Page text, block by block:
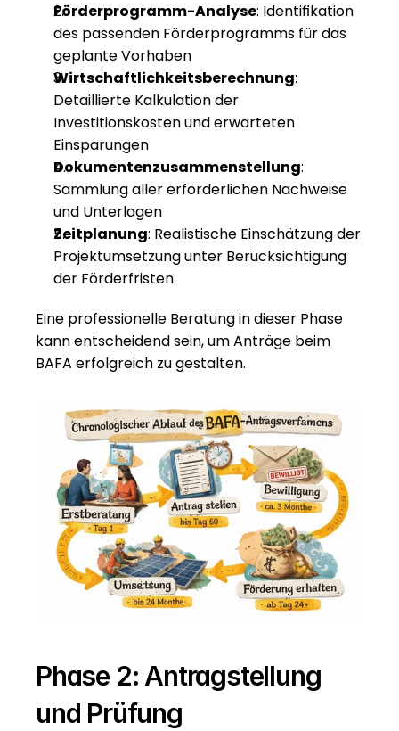
Förderprogramm-Analyse: Identifikation
des passenden Förderprogramms für das
geplante Vorhaben
Wirtschaftlichkeitsberechnung:
Detaillierte Kalkulation der
Investitionskosten und erwarteten
Einsparungen
Dokumentenzusammenstellung:
Sammlung aller erforderlichen Nachweise
und Unterlagen
Zeitplanung: Realistische Einschätzung der
Projektumsetzung unter Berücksichtigung
der Förderfristen
Eine professionelle Beratung in dieser Phase
kann entscheidend sein, um Anträge beim
BAFA erfolgreich zu gestalten.
Phase 2: Antragstellung
und Prüfung